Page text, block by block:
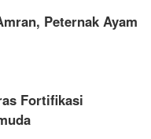
Peternak Ayam
Fortifikasi